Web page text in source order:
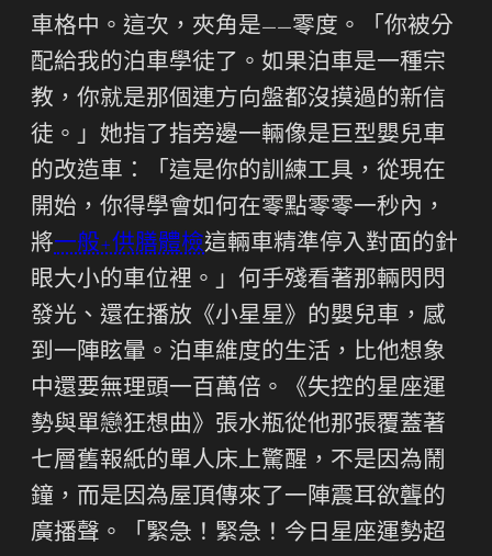
車格中。這次，夾角是——零度。「你被分
配給我的泊車學徒了。如果泊車是一種宗
教，你就是那個連方向盤都沒摸過的新信
徒。」她指了指旁邊一輛像是巨型嬰兒車
的改造車：「這是你的訓練工具，從現在
開始，你得學會如何在零點零零一秒內，
將一般+供膳體檢這輛車精準停入對面的針
眼大小的車位裡。」何手殘看著那輛閃閃
發光、還在播放《小星星》的嬰兒車，感
到一陣眩暈。泊車維度的生活，比他想象
中還要無理頭一百萬倍。《失控的星座運
勢與單戀狂想曲》張水瓶從他那張覆蓋著
七層舊報紙的單人床上驚醒，不是因為鬧
鐘，而是因為屋頂傳來了一陣震耳欲聾的
廣播聲。「緊急！緊急！今日星座運勢超